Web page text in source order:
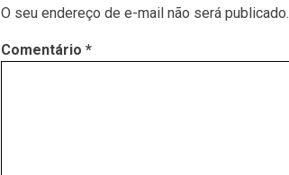
O seu endereço de e-mail não será publicado.
Comentário *